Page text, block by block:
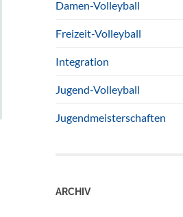
Damen-Volleyball
Freizeit-Volleyball
Integration
Jugend-Volleyball
Jugendmeisterschaften
ARCHIV